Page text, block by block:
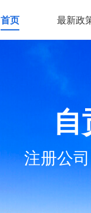
首页 最新政
注册公